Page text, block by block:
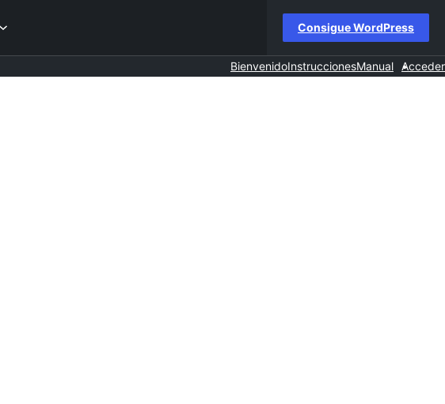
Consigue WordPress
BienvenidoInstruccionesManual Acceder